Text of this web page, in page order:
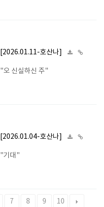
[2026.01.11-호산나]
"오 신실하신 주"
[2026.01.04-호산나]
"기대"
7 8 9 10